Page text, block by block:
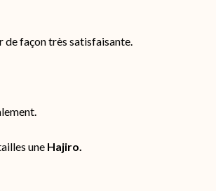
de façon très satisfaisante.
uneHajiro.